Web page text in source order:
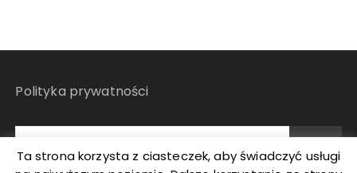
Polityka prywatności
Ta strona korzysta z ciasteczek, aby świadczyć usługi